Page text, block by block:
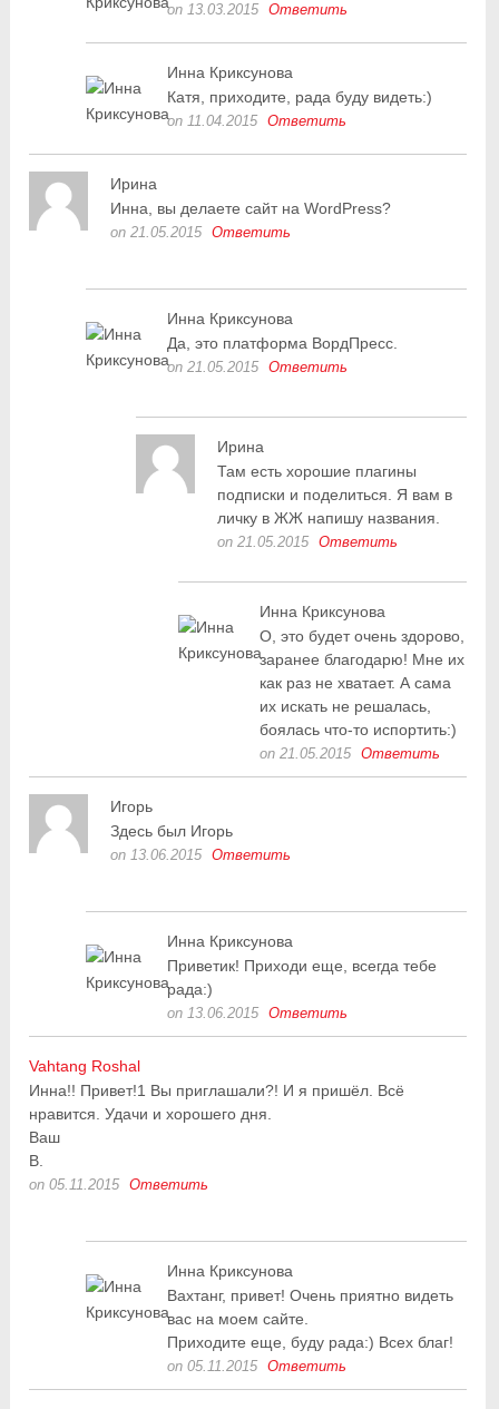
on 13.03.2015 Ответить
Инна Криксунова
Катя, приходите, рада буду видеть:)
on 11.04.2015 Ответить
Ирина
Инна, вы делаете сайт на WordPress?
on 21.05.2015 Ответить
Инна Криксунова
Да, это платформа ВордПресс.
on 21.05.2015 Ответить
Ирина
Там есть хорошие плагины
подписки и поделиться. Я вам в
личку в ЖЖ напишу названия.
on 21.05.2015 Ответить
Инна Криксунова
О, это будет очень здорово,
заранее благодарю! Мне их
как раз не хватает. А сама
их искать не решалась,
боялась что-то испортить:)
on 21.05.2015 Ответить
Игорь
Здесь был Игорь
on 13.06.2015 Ответить
Инна Криксунова
Приветик! Приходи еще, всегда тебе
рада:)
on 13.06.2015 Ответить
Vahtang Roshal
Инна!! Привет!1 Вы приглашали?! И я пришёл. Всё
нравится. Удачи и хорошего дня.
Ваш
В.
on 05.11.2015 Ответить
Инна Криксунова
Вахтанг, привет! Очень приятно видеть
вас на моем сайте.
Приходите еще, буду рада:) Всех благ!
on 05.11.2015 Ответить